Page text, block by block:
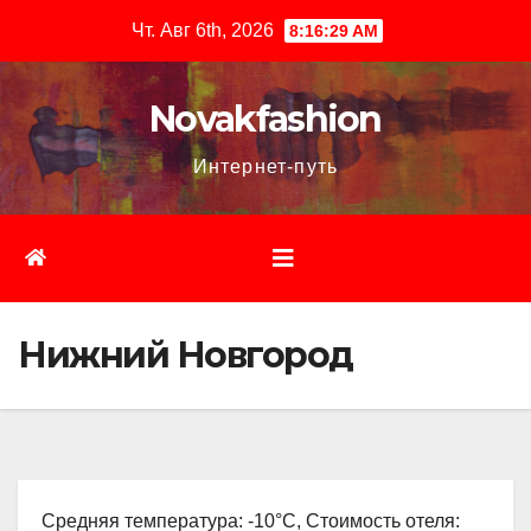
содержимому
Чт. Авг 6th, 2026 8:16:30 AM
Novakfashion
Интернет-путь
Нижний Новгород
Средняя температура: -10°C, Стоимость отеля: